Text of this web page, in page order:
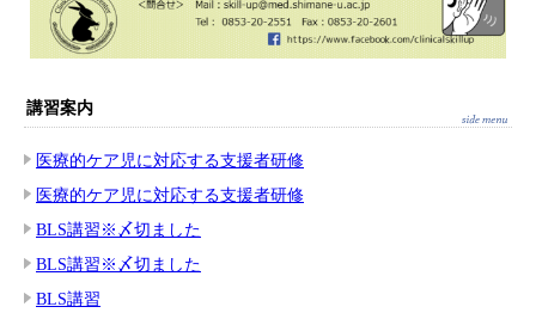
講習案内
医療的ケア児に対応する支援者研修
医療的ケア児に対応する支援者研修
BLS講習※〆切ました
BLS講習※〆切ました
BLS講習